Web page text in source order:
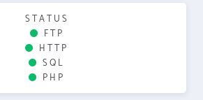
STATUS
FTP
HTTP
SQL
PHP